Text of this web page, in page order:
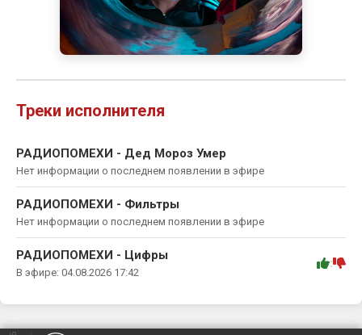
Треки исполнителя
РАДИОПОМЕХИ - Дед Мороз Умер
Нет информации о последнем появлении в эфире
РАДИОПОМЕХИ - Фильтры
Нет информации о последнем появлении в эфире
РАДИОПОМЕХИ - Цифры
В эфире: 04.08.2026 17:42
: